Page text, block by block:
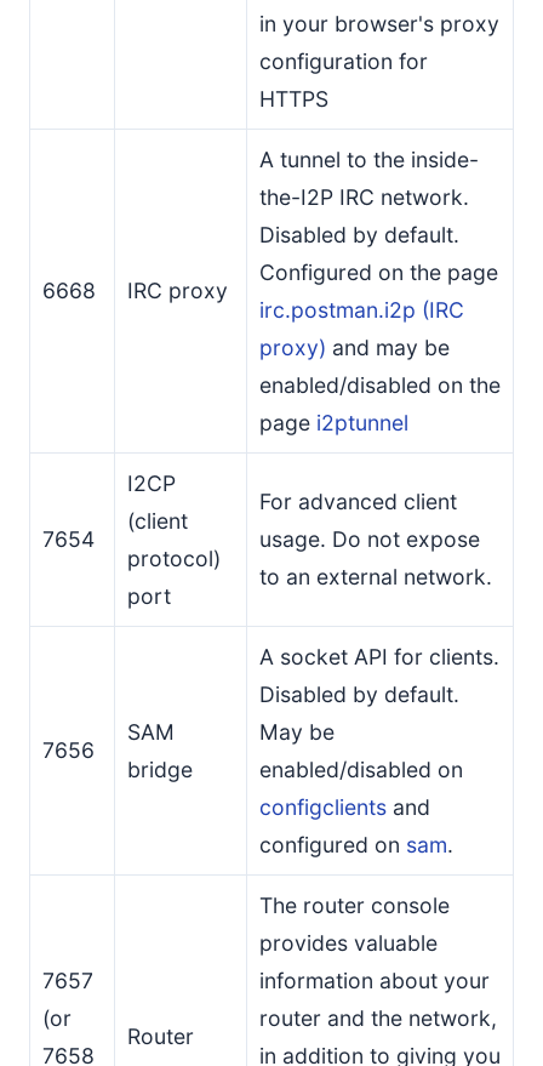
in your browser's proxy
configuration for
HTTPS
6668 IRC proxy
A tunnel to the inside-
the-I2P IRC network.
Disabled by default.
Configured on the page
irc.postman.i2p (IRC
proxy) and may be
enabled/disabled on the
page i2ptunnel
7654
I2CP
(client
protocol)
port
For advanced client
usage. Do not expose
to an external network.
7656
SAM
bridge
A socket API for clients.
Disabled by default.
May be
enabled/disabled on
configclientsand
configured on sam.
7657
(or
7658
Router
The router console
provides valuable
information about your
router and the network,
in addition to giving you